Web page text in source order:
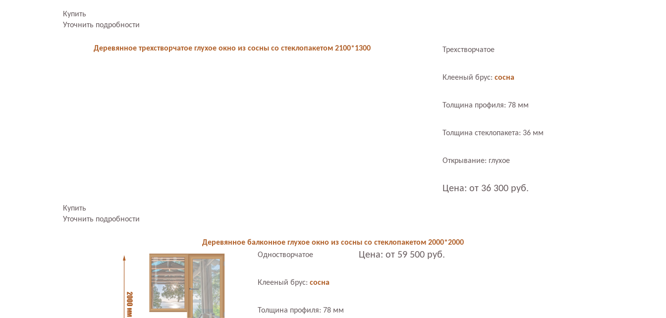
Купить
Уточнить подробности
Деревянное трехстворчатое глухое окно из сосны со стеклопакетом 2100*1300 Трехстворчатое
Клееный брус:сосна
Толщина профиля: 78 мм
Толщина стеклопакета: 36 мм
Открывание: глухое
Цена: от 36 300 руб.
Купить
Уточнить подробности
Деревянное балконное глухое окно из сосны со стеклопакетом 2000*2000
Одностворчатое
Клееный брус: сосна
Толщина профиля: 78 мм
Цена: от 59 500 руб.